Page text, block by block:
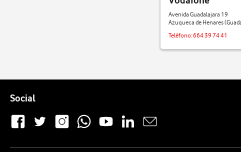
Avenida Guadalajara 19
Azuqueca de Henares
Teléfono:664 39 74 41
SocialEnlaces a las redes sociales de Vodafone